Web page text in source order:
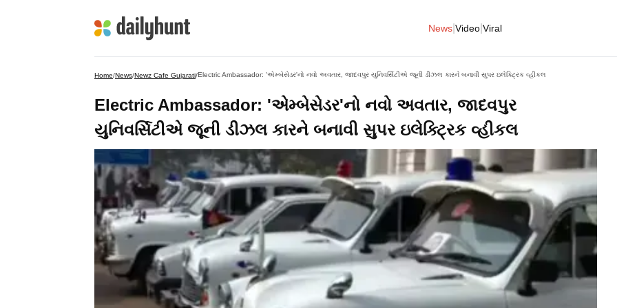
News Video Viral
Home/News/Newz Cafe Gujarati/Electric Ambassador: 'એમ્બેસેડર'નો નવો અવતાર, જાદવપુર યુનિવર્સિટીએ જૂની ડીઝલ કારને બનાવી સુપર ઇલેક્ટ્રિક વ્હીકલ
Electric Ambassador: 'એમ્બેસેડર'નો નવો અવતાર, જાદવપુર
યુનિવર્સિટીએ જૂની ડીઝલ કારને બનાવી સુપર ઇલેક્ટ્રિક વ્હીકલ